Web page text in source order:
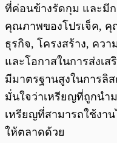
ที่ค่อนข้างรัดกุม และมีก
คุณภาพของโปรเจ็ค,
ธุรกิจ, โครงสร้าง, คว
และโอกาสในการส่งเส
มีมาตรฐานสูงในการลิ
มั่นใจว่าเหรียญที่ถูกนำ
เหรียญที่สามารถใช้งา
ให้ตลาดด้วย